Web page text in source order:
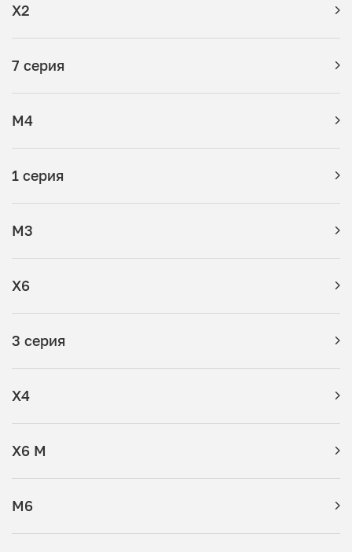
X2
7 серия
M4
1 серия
M3
X6
3 серия
X4
X6 M
M6